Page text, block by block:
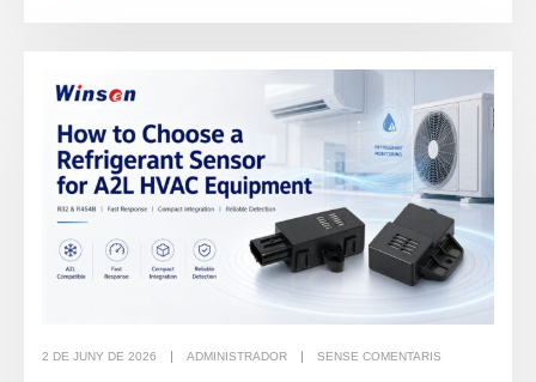
2 DE JUNY DE 2026 ADMINISTRADOR SENSE COMENTARIS